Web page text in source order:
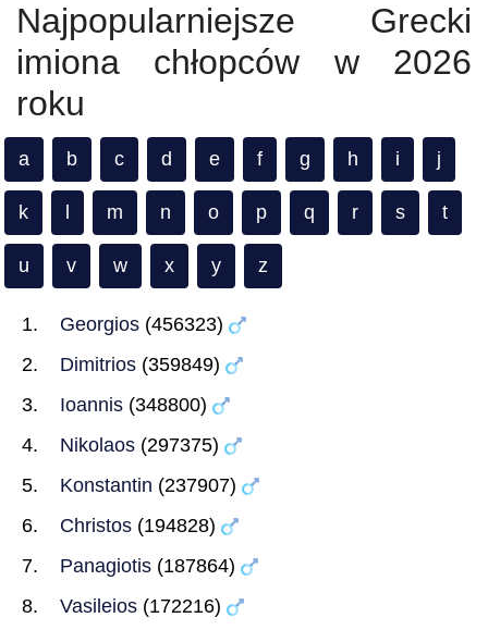
Najpopularniejsze Grecki
imiona chłopców w 2026
roku
a b c d e f g h i j
k m n o p q r s t
u v w x y z
Georgios (456323)
Dimitrios (359849)
Ioannis (348800)
Nikolaos (297375)
Konstantin (237907)
Christos (194828)
Panagiotis (187864)
Vasileios (172216)